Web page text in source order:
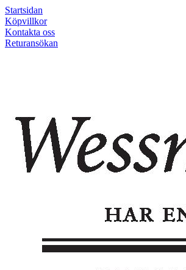
Startsidan
Köpvillkor
Kontakta oss
Returansökan